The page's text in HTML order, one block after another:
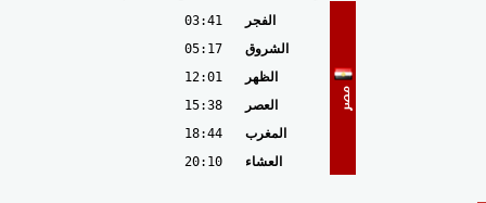
مصر
الفجر
03:41
الشروق
05:17
الظهر
12:01
العصر
15:38
المغرب
18:44
العشاء
20:10